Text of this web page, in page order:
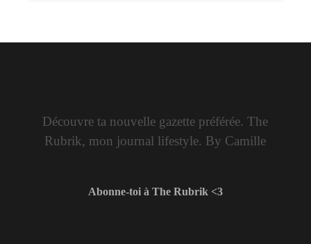
Découvre ta nouvelle gazette préférée. The
Rubrik, mon journal lifestyle. By Camille
Abonne-toi à The Rubrik <3